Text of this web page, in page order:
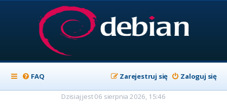
FAQ Zaloguj się
Zarejestruj się
Dzisiaj jest 06 sierpnia 2026, 15:46